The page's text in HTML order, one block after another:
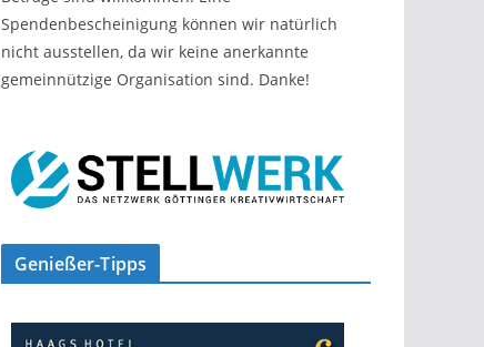
Spendenbescheinigung können wir natürlich
nicht ausstellen, da wir keine anerkannte
gemeinnützige Organisation sind. Danke!
Genießer-Tipps